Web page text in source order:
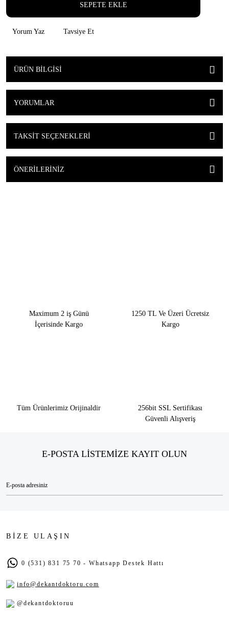
SEPETE EKLE
Yorum Yaz Tavsiye Et
ÜRÜN BILGISI
YORUMLAR
TAKSIT SEÇENEKLERI
ÖNERILERINIZ
Maximum 2 iş Günü
İçerisinde Kargo
1250 TL Ve Üzeri Ücretsiz
Kargo
Tüm Ürünlerimiz Orijinaldir
256bit SSL Sertifikası
Güvenli Alışveriş
E-POSTA LİSTEMİZE KAYIT OLUN
BİZE ULAŞIN
0 (531) 831 75 70 - Whatsapp Destek Hattı
info@dekantdoktoru.com
@dekantdoktoruu